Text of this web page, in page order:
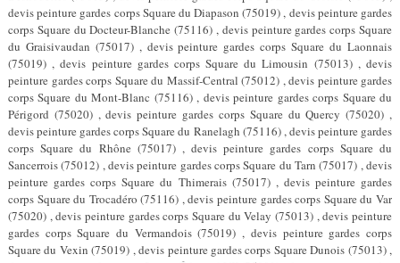
devis peinture gardes corps Square du Diapason (75019) , devis peinture gardes
corps Square du Docteur-Blanche (75116) , devis peinture gardes corps Square
du Graisivaudan (75017) , devis peinture gardes corps Square du Laonnais
(75019) , devis peinture gardes corps Square du Limousin (75013) , devis
peinture gardes corps Square du Massif-Central (75012) , devis peinture gardes
corps Square du Mont-Blanc (75116) , devis peinture gardes corps Square du
Périgord (75020) , devis peinture gardes corps Square du Quercy (75020) ,
devis peinture gardes corps Square du Ranelagh (75116) , devis peinture gardes
corps Square du Rhône (75017) , devis peinture gardes corps Square du
Sancerrois (75012) , devis peinture gardes corps Square du Tarn (75017) , devis
peinture gardes corps Square du Thimerais (75017) , devis peinture gardes
corps Square du Trocadéro (75116) , devis peinture gardes corps Square du Var
(75020) , devis peinture gardes corps Square du Velay (75013) , devis peinture
gardes corps Square du Vermandois (75019) , devis peinture gardes corps
Square du Vexin (75019) , devis peinture gardes corps Square Dunois (75013) ,